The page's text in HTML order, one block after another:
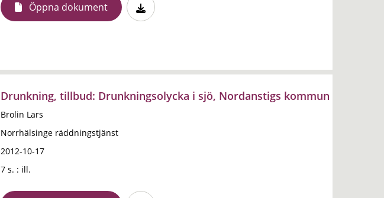
Öppna dokument
Drunkning, tillbud: Drunkningsolycka i sjö, Nordanstigs kommun
Brolin Lars
Norrhälsinge räddningstjänst
2012-10-17
7 s. : ill.